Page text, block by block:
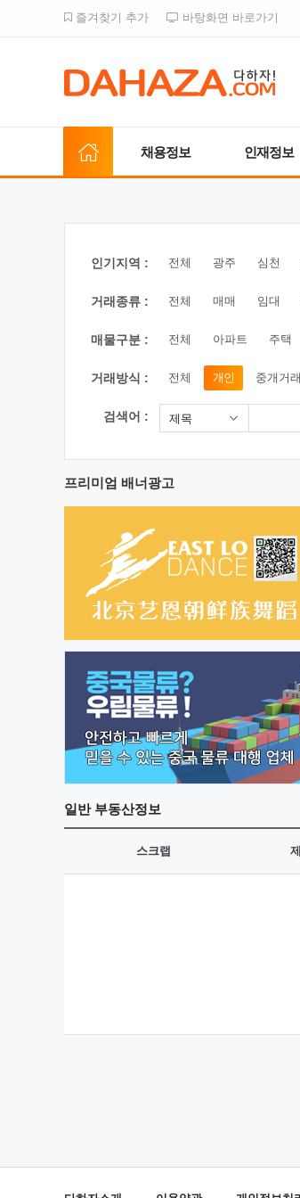
즐겨찾기 추가 바탕화면 바로가기
채용정보 인재정보
인기지역 : 전체 광주 심천
거래종류 : 전체 매매 임대
매물구분 : 전체 아파트 주택
거래방식 : 전체 개인 중개거래
검색어 : 제목
프리미엄 배너광고
일반부동산정보
스크랩